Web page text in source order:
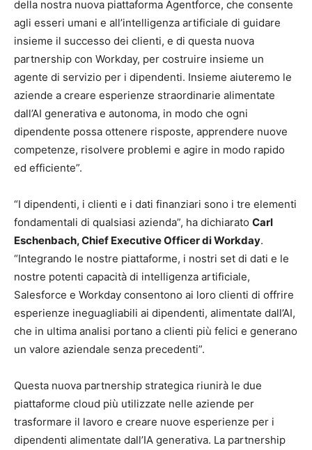
della nostra nuova piattaforma Agentforce, che consente
agli esseri umani e all’intelligenza artificiale di guidare
insieme il successo dei clienti, e di questa nuova
partnership con Workday, per costruire insieme un
agente di servizio per i dipendenti. Insieme aiuteremo le
aziende a creare esperienze straordinarie alimentate
dall’AI generativa e autonoma, in modo che ogni
dipendente possa ottenere risposte, apprendere nuove
competenze, risolvere problemi e agire in modo rapido
ed efficiente”.
“I dipendenti, i clienti e i dati finanziari sono i tre elementi
fondamentali di qualsiasi azienda”, ha dichiarato Carl
Eschenbach, Chief Executive Officer di Workday.
“Integrando le nostre piattaforme, i nostri set di dati e le
nostre potenti capacità di intelligenza artificiale,
Salesforce e Workday consentono ai loro clienti di offrire
esperienze ineguagliabili ai dipendenti, alimentate dall’AI,
che in ultima analisi portano a clienti più felici e generano
un valore aziendale senza precedenti”.
Questa nuova partnership strategica riunirà le due
piattaforme cloud più utilizzate nelle aziende per
trasformare il lavoro e creare nuove esperienze per i
dipendenti alimentate dall’IA generativa. La partnership